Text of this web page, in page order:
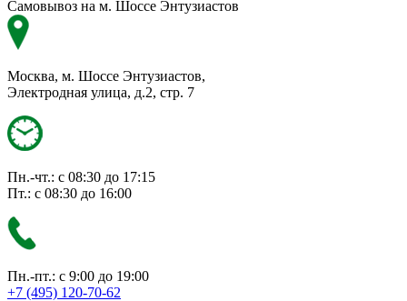
Самовывоз на м. Шоссе Энтузиастов
Москва, м. Шоссе Энтузиастов,
Электродная улица, д.2, стр. 7
Пн.-чт.: с 08:30 до 17:15
Пт.: с 08:30 до 16:00
Пн.-пт.: с 9:00 до 19:00
+7 (495) 120-70-62